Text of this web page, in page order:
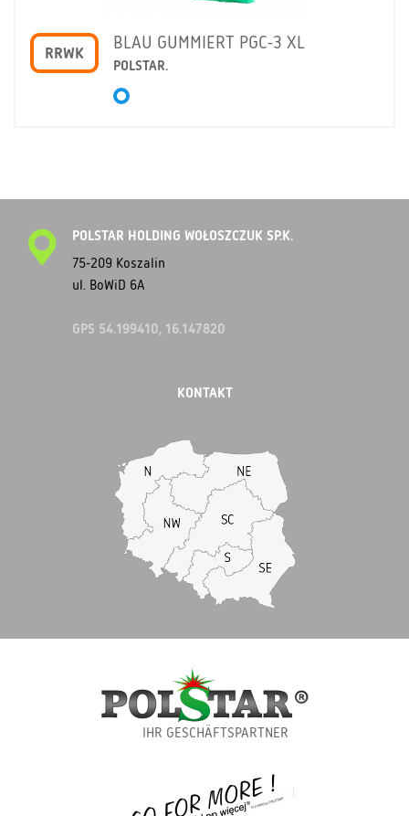
RRWK
BLAU GUMMIERT PGC-3 XL
POLSTAR.
POLSTAR HOLDING WOŁOSZCZUK SP.K.
75-209 Koszalin
ul. BoWiD 6A
GPS 54.199410, 16.147820
KONTAKT
IHR GESCHÄFTSPARTNER